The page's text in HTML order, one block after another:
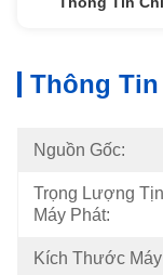
Thông
Nguồn Gốc:
Trọng Lượng
Máy Phát:
Kích Thước